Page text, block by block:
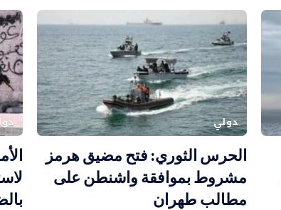
دولي
الحرس الثوري: فتح مضيق هرمز
مشروط بموافقة واشنطن على
مطالب طهران